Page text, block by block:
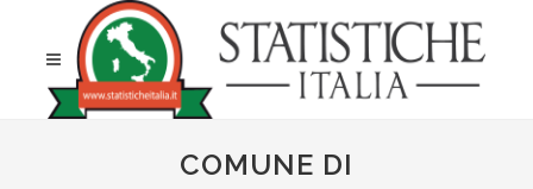
COMUNE DI